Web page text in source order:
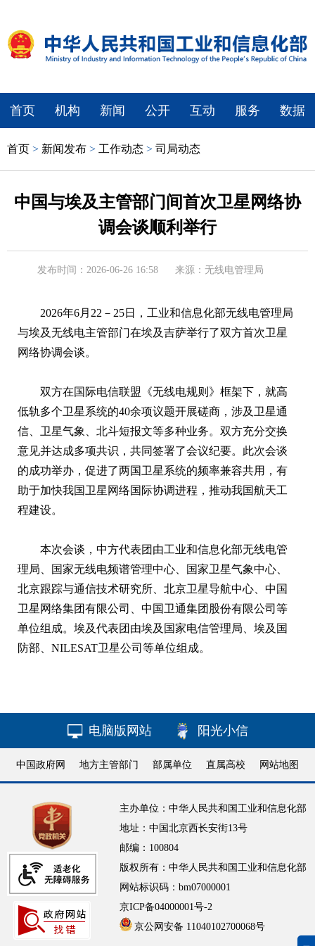
首页 机构 新闻 公开 互动 服务 数据
首页 > 新闻发布 > 工作动态 > 司局动态
中国与埃及主管部门间首次卫星网络协
调会谈顺利举行
发布时间：2026-06-26 16:58 来源：无线电管理局
2026年6月22－25日，工业和信息化部无线电管理局
与埃及无线电主管部门在埃及吉萨举行了双方首次卫星
网络协调会谈。
双方在国际电信联盟《无线电规则》框架下，就高
低轨多个卫星系统的40余项议题开展磋商，涉及卫星通
信、卫星气象、北斗短报文等多种业务。双方充分交换
意见并达成多项共识，共同签署了会议纪要。此次会谈
的成功举办，促进了两国卫星系统的频率兼容共用，有
助于加快我国卫星网络国际协调进程，推动我国航天工
程建设。
本次会谈，中方代表团由工业和信息化部无线电管
理局、国家无线电频谱管理中心、国家卫星气象中心、
北京跟踪与通信技术研究所、北京卫星导航中心、中国
卫星网络集团有限公司、中国卫通集团股份有限公司等
单位组成。埃及代表团由埃及国家电信管理局、埃及国
防部、NILESAT卫星公司等单位组成。
电脑版网站 阳光小信
中国政府网 地方主管部门 部属单位 直属高校 网站地图
主办单位：中华人民共和国工业和信息化部
地址：中国北京西长安街13号
邮编：100804
版权所有：中华人民共和国工业和信息化部
网站标识码：bm07000001
京ICP备04000001号-2
京公网安备 11040102700068号